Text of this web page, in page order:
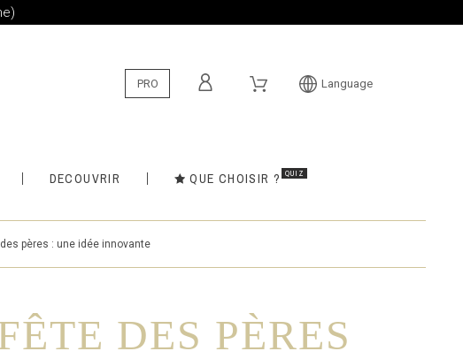
PRO Language
DÉCOUVRIR QUE CHOISIR ? QUIZ
pères : une idée innovante
DES PÈRES